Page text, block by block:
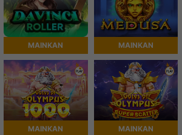
MAINKAN MAINKAN
MAINKAN MAINKAN